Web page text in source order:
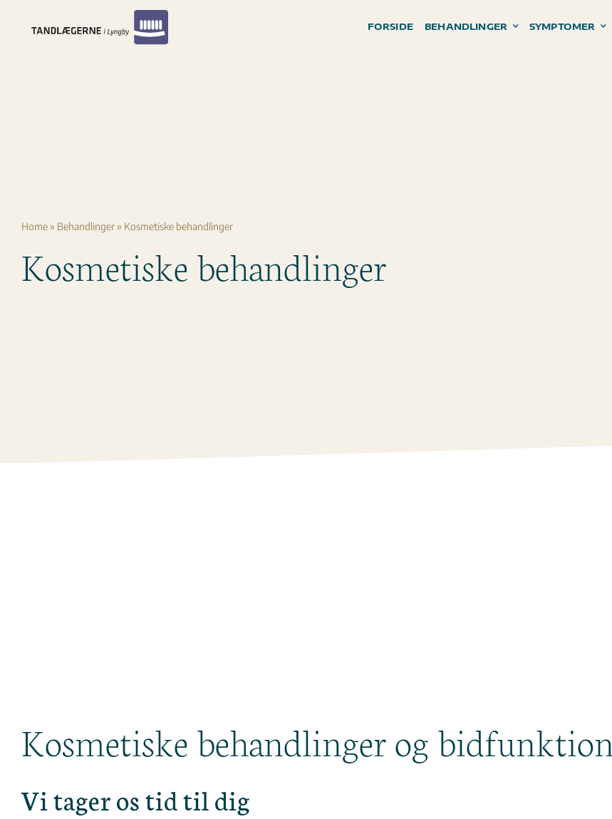
FORSIDE BEHANDLINGER SYMPTOMER
Home» Behandlinger» Kosmetiske behandlinger
Kosmetiske behandlinger
Kosmetiske behandlinger og bidfunktion
Vi tager os tid til dig